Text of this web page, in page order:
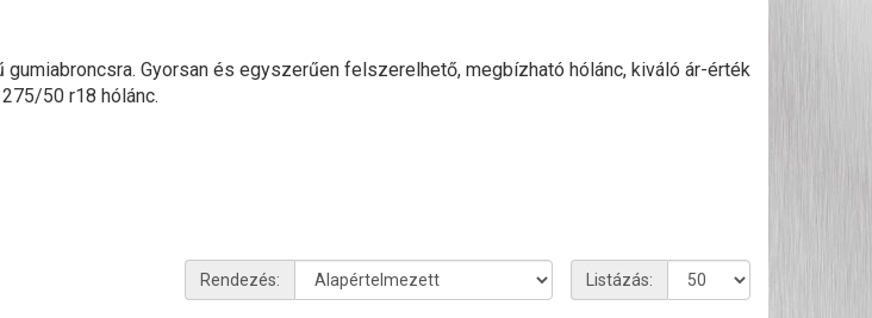
gumiabroncsra. Gyorsan és egyszerűen felszerelhető, megbízható hólánc, kiváló ár-érték
50 r18 hólánc.
Listázás:
Rendezés: